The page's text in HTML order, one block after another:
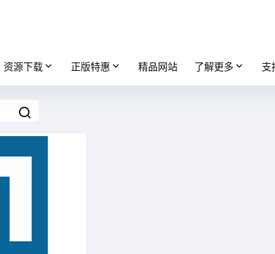
资源下载 正版特惠 精品网站 了解更多 支